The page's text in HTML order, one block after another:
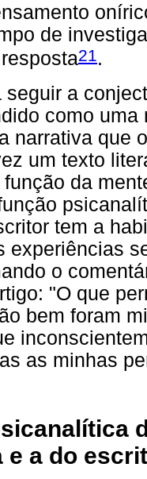
de
21.
seguir a
como
narrativa que
um texto
da
tem a
experiências
o
"O que
bem foram
as minhas
e a do